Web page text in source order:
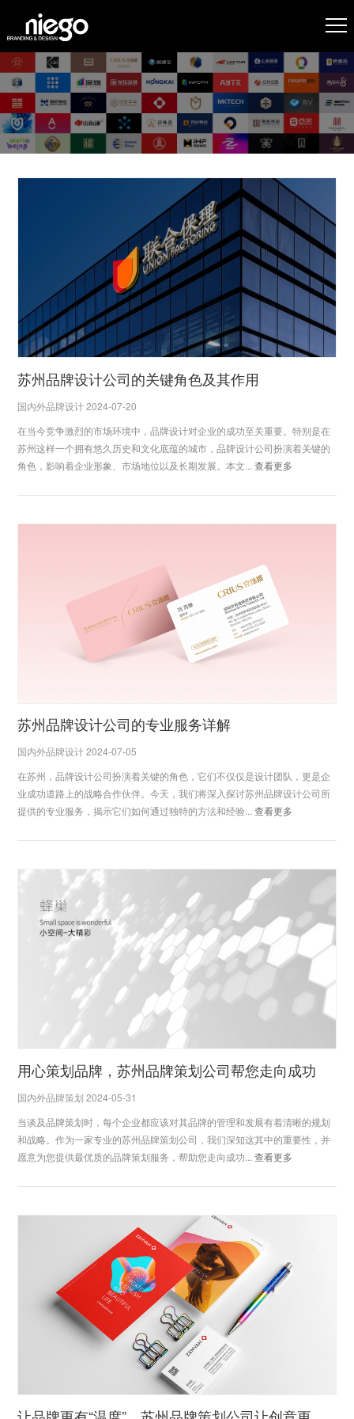
苏州品牌设计公司的关键角色及其作用
国内外品牌设计 2024-07-20
在当今竞争激烈的市场环境中，品牌设计对企业的成功至关重要。特别是在
苏州这样一个拥有悠久历史和文化底蕴的城市，品牌设计公司扮演着关键的
角色，影响着企业形象、市场地位以及长期发展。本文...查看更多
苏州品牌设计公司的专业服务详解
国内外品牌设计 2024-07-05
在苏州，品牌设计公司扮演着关键的角色，它们不仅仅是设计团队，更是企
业成功道路上的战略合作伙伴。今天，我们将深入探讨苏州品牌设计公司所
提供的专业服务，揭示它们如何通过独特的方法和经验...查看更多
用心策划品牌，苏州品牌策划公司帮您走向成功
国内外品牌策划 2024-05-31
当谈及品牌策划时，每个企业都应该对其品牌的管理和发展有着清晰的规划
和战略。作为一家专业的苏州品牌策划公司，我们深知这其中的重要性，并
愿意为您提供最优质的品牌策划服务，帮助您走向成功...查看更多